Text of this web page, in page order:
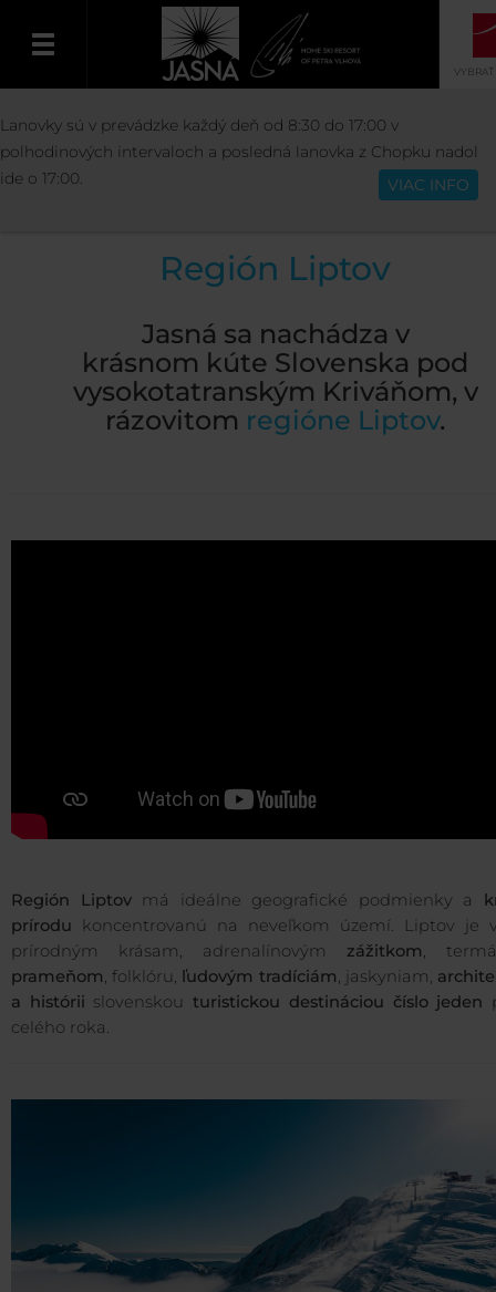
Slovenčina
VYBRAŤ
AKTIVITY V REGIÓNE REGIÓN
Región Liptov
Jasná sa nachádza v
krásnom kúte Slovenska pod
vysokotatranským Kriváňom, v
rázovitom regióne Liptov.
Región Liptovmá ideálne geografické podmienky a
prírodu
koncentrovanú na neveľkom území. Liptov je
prírodným krásam, adrenalínovým zážitkom,
prameňom, folklóru, ľudovým tradíciám, jaskyniam,
a histórii slovenskou turistickou destináciou číslo jeden
celého roka.
Lanovky sú v prevádzke každý deň od 8:30 do 17:00 v
polhodinových intervaloch a posledná lanovka z Chopku nadol
ide o 17:00.
VIAC INFO